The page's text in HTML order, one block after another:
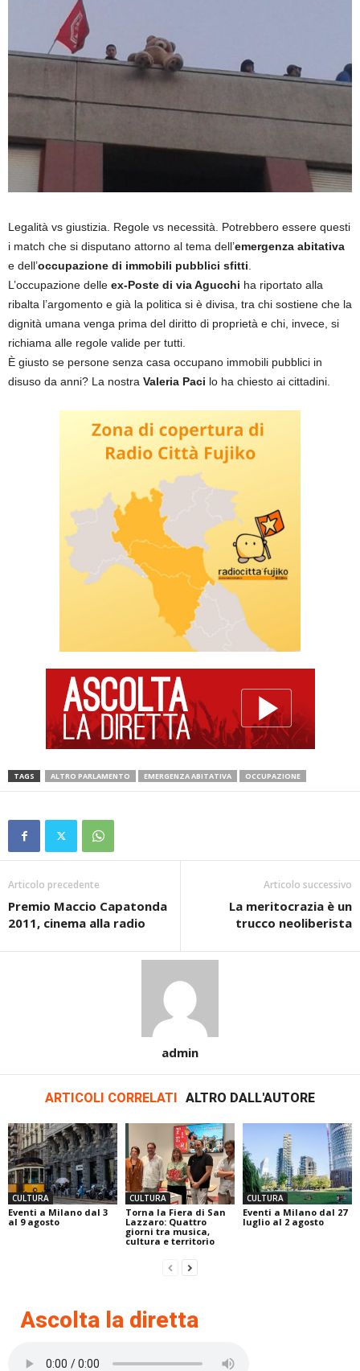
Legalità vs giustizia. Regole vs necessità. Potrebbero essere questi
i match che si disputano attorno al tema dell’emergenza abitativa
e dell’occupazione di immobili pubblici sfitti
L’occupazione delle ex-Poste di via Agucchi ha riportato alla
ribalta l’argomento e già la politica si è divisa, tra chi sostiene che la
dignità umana venga prima del diritto di proprietà e chi, invece, si
richiama alle regole valide per tutti.
È giusto se persone senza casa occupano immobili pubblici in
disuso da anni? La nostra Valeria Paci lo ha chiesto ai cittadini.
TAGS ALTRO PARLAMENTO EMERGENZA ABITATIVA OCCUPAZIONE
Articolo precedente
Premio Maccio Capatonda
2011, cinema alla radio
Articolo successivo
La meritocrazia è un
trucco neoliberista
admin
ARTICOLI CORRELATI ALTRO DALL'AUTORE
CULTURA
Eventi a Milano dal 3
al 9 agosto
CULTURA
Torna la Fiera di San
Lazzaro: Quattro
giorni tra musica,
cultura e territorio
CULTURA
Eventi a Milano dal 27
luglio al 2 agosto
Ascolta la diretta